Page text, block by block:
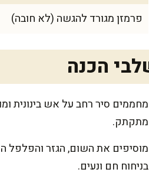
פרמזן מגורד להגשה (לא חובה)
הכנה
מחממים סיר רחב על אש בינונית
מתקתק.
בניחוח חם ונעים.